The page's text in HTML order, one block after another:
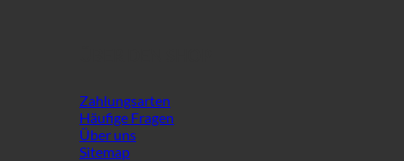
Zahlungsarten
Häufige Fragen
Über uns
Sitemap